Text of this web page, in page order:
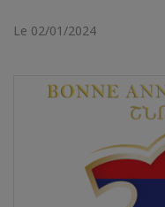
Le 02/01/2024